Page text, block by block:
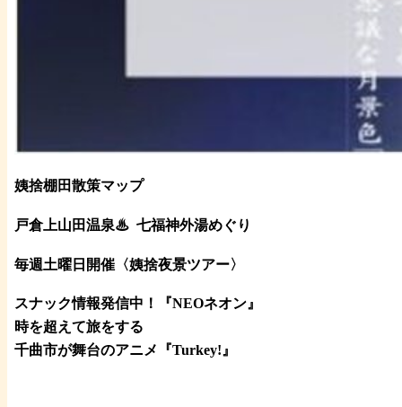
姨捨棚田散策マップ
戸倉上山田温泉♨ 七福神外湯めぐり
毎週土曜日開催〈姨捨夜景ツアー〉
スナック情報発信中！『NEOネオン』
時を超えて旅をする
千曲市が舞台のアニメ『Turkey!』